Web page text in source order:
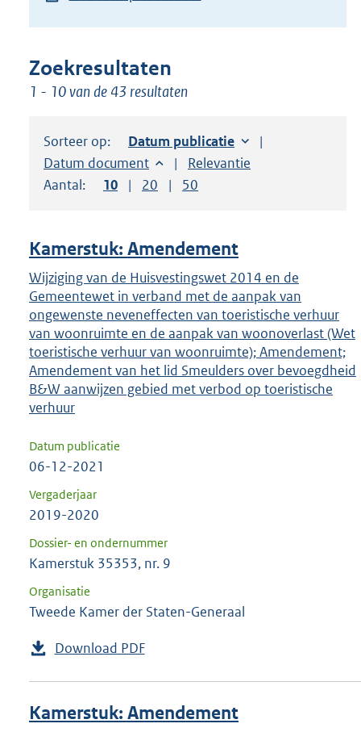
suggesties.
Druk
om
uw
keuze
te
bevestigen.
Zoekresultaten
1 - 10 van de 43 resultaten
Sorteer op: Sorteer op:
Datum publicatie
Sorteer op:
Datum document Sorteer op:
Relevantie
Aantal:
Toon
10 resultaten per pagina
Toon
20 resultaten per pagina
Toon
50
Kamerstuk: Amendement
Wijziging van de Huisvestingswet 2014 en de
Gemeentewet in verband met de aanpak van
ongewenste neveneffecten van toeristische verhuur
van woonruimte en de aanpak van woonoverlast (Wet
toeristische verhuur van woonruimte); Amendement;
Amendement van het lid Smeulders over bevoegdheid
B&W aanwijzen gebied met verbod op toeristische
verhuur
Datum publicatie
06-12-2021
Vergaderjaar
2019-2020
Dossier- en ondernummer
Kamerstuk 35353, nr. 9
Organisatie
Tweede Kamer der Staten-Generaal
Download PDF
Kamerstuk: Amendement